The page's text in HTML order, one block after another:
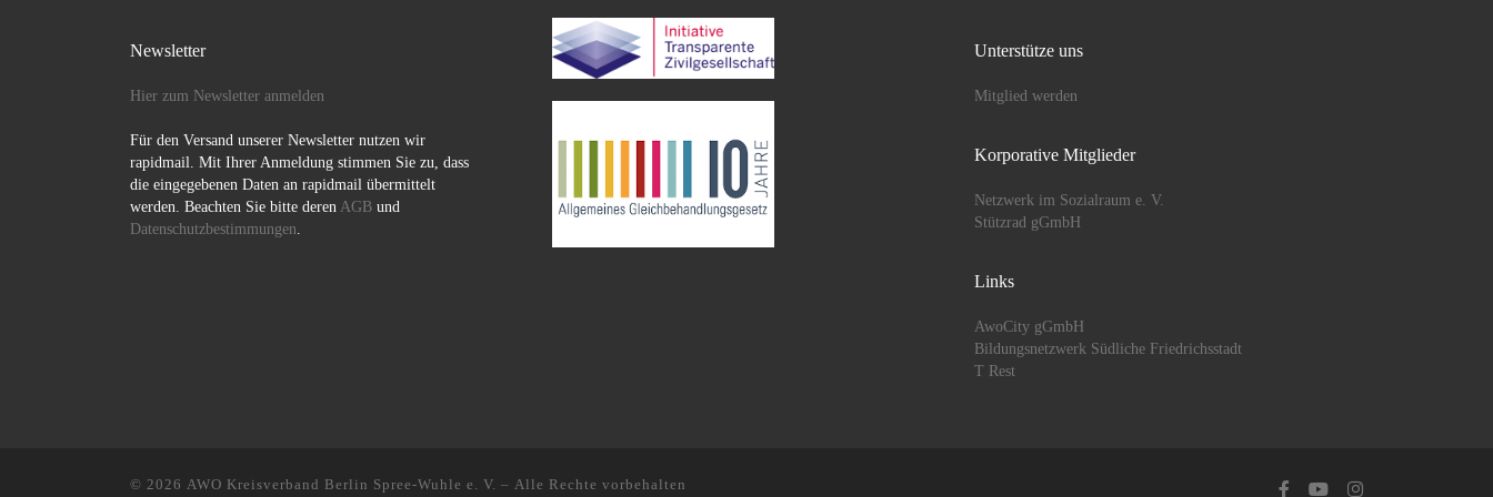
Newsletter
Hier zum Newsletter anmelden
Für den Versand unserer Newsletter nutzen wir
rapidmail. Mit Ihrer Anmeldung stimmen Sie zu, dass
die eingegebenen Daten an rapidmail übermittelt
werden. Beachten Sie bitte deren AGB und
Datenschutzbestimmungen
Unterstütze uns
Mitglied werden
Korporative Mitglieder
Netzwerk im Sozialraum e. V.
Stützrad gGmbH
Links
AwoCity gGmbH
Bildungsnetzwerk Südliche Friedrichsstadt
T Rest
© 2026 AWO Kreisverband Berlin Spree-Wuhle e. V. – Alle Rechte vorbehalten